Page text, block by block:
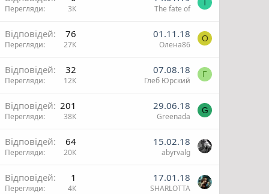
Перегляди 3К The fate of
T
Відповідей 76
Перегляди 27К
01.11.18
Олена86
О
Відповідей 32
Перегляди 12К
07.08.18
Глеб Юрский
Г
Відповідей 201
Перегляди 38К
29.06.18
Greenada
G
Відповідей 64
Перегляди 20К
15.02.18
abyrvalg
Відповідей 1
Перегляди 4К
17.01.18
SHARLOTTA